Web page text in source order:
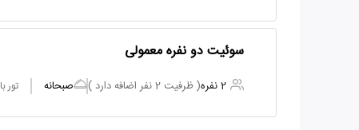
سوئیت دو نفره معمولی
2 نفره ( ظرفیت 2 نفر اضافه دارد ) صبحانه تور